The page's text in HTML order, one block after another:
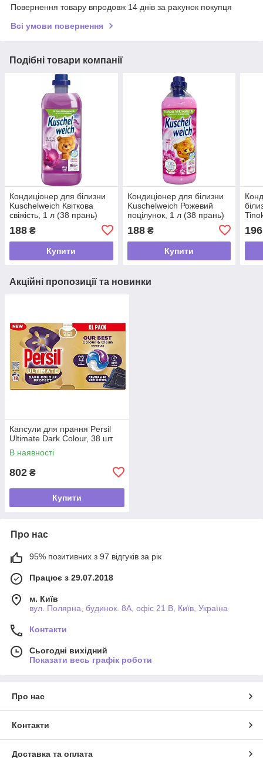
Повернення товару впродовж 14 днів за рахунок покупця
Всі умови повернення
Подібні товари компанії
Кондиціонер для білизни
Kuschelweich Квіткова
свіжість, 1 л (38 прань)
188 ₴
Купити
Кондиціонер для білизни
Kuschelweich Рожевий
поцілунок, 1 л (38 прань)
188₴
Купити
196
Акційні пропозиції та новинки
Капсули для прання Persil
Ultimate Dark Colour, 38 шт
В наявності
802 ₴
Купити
Про нас
95% позитивних з 97 відгуків за рік
Працює з 29.07.2018
м. Київ
вул. Полярна, будинок. 8А, офіс 21 В, Київ, Україна
Контакти
Сьогодні вихідний
Показати весь графік роботи
Про нас
Контакти
Доставка та оплата